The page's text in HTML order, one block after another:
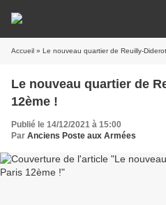
Accueil » Le nouveau quartier de Reuilly-
Le nouveau quartier de
12ème !
Publié le 14/12/2021 à 15:00
Par Anciens Poste aux Armées